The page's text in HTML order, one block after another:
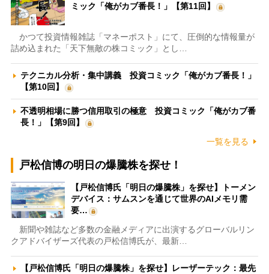
ミック「俺がカブ番長！」【第11回】
かつて投資情報雑誌「マネーポスト」にて、圧倒的な情報量が
詰め込まれた「天下無敵の株コミック」とし…
テクニカル分析・集中講義 投資コミック「俺がカブ番長！」
【第10回】
不透明相場に勝つ信用取引の極意 投資コミック「俺がカブ番
長！」【第9回】
一覧を見る
戸松信博の明日の爆騰株を探せ！
【戸松信博氏「明日の爆騰株」を探せ】トーメン
デバイス：サムスンを通じて世界のAIメモリ需
要…
新聞や雑誌など多数の金融メディアに出演するグローバルリン
クアドバイザーズ代表の戸松信博氏が、最新…
【戸松信博氏「明日の爆騰株」を探せ】レーザーテック：最先